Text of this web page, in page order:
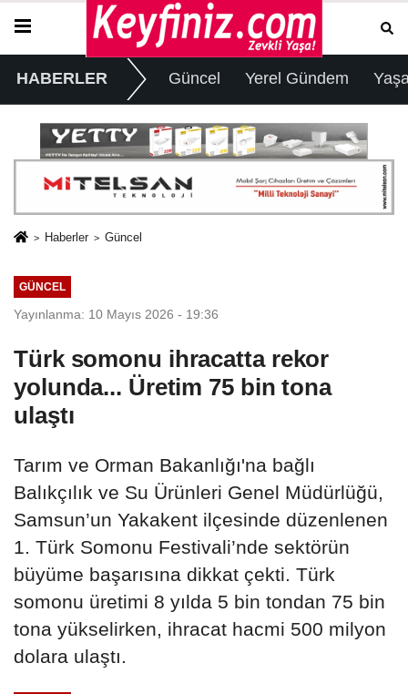
HABERLER Güncel Yerel Gündem
Haberler Güncel
GÜNCEL
Yayınlanma: 10 Mayıs 2026 - 19:36
Türk somonu ihracatta rekor
yolunda... Üretim 75 bin tona
ulaştı
Tarım ve Orman Bakanlığı'na bağlı
Balıkçılık ve Su Ürünleri Genel Müdürlüğü,
Samsun’un Yakakent ilçesinde düzenlenen
1. Türk Somonu Festivali’nde sektörün
büyüme başarısına dikkat çekti. Türk
somonu üretimi 8 yılda 5 bin tondan 75 bin
tona yükselirken, ihracat hacmi 500 milyon
dolara ulaştı.